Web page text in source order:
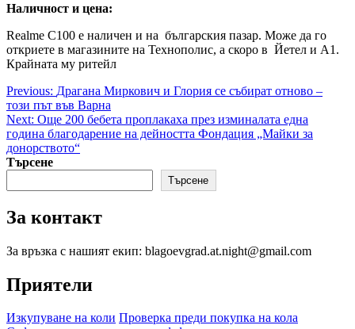
Наличност и цена:
Realme C100 е наличен и на българския пазар. Може да го
откриете в магазините на Технополис, а скоро в Йетел и А1.
Крайната му ритейл
Post
navigation
Previous: Драгана Миркович и Глория се събират отново –
този път във Варна
Next: Още 200 бебета проплакаха през изминалата една
година благодарение на дейността Фондация „Майки за
донорството“
Търсене
Търсене
За контакт
За връзка с нашият екип: blagoevgrad.at.night@gmail.com
Приятели
Изкупуване на коли Проверка преди покупка на кола